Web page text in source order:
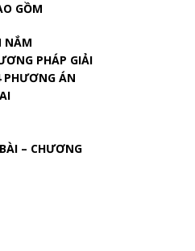
GỒM
NẮM
PHÁP GIẢI
PHƯƠNG ÁN
– CHƯƠNG